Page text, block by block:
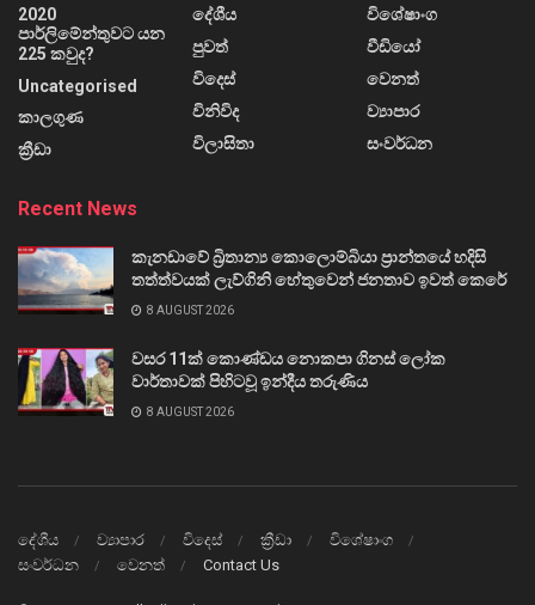
2020
පාර්ලිමේන්තුවට යන
225 කවුද?
Uncategorised
කාලගුණ
ක්‍රීඩා
දේශීය
පුවත්
විදෙස්
විනිවිද
විලාසිතා
විශේෂාංග
වීඩියෝ
වෙනත්
ව්‍යාපාර
සංවර්ධන
Recent News
කැනඩාවේ බ්‍රිතාන්‍ය කොලොම්බියා ප්‍රාන්තයේ හදිසි
තත්ත්වයක් ලැව්ගිනි හේතුවෙන් ජනතාව ඉවත් කෙරේ
8 AUGUST 2026
වසර 11ක් කොණ්ඩය නොකපා ගිනස් ලෝක
වාර්තාවක් පිහිටවූ ඉන්දීය තරුණිය
8 AUGUST 2026
දේශීය ව්‍යාපාර විදෙස් ක්‍රීඩා
විශේෂාංග
සංවර්ධන
වෙනත් Contact Us